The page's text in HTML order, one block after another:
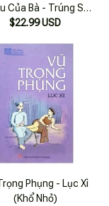
Của Bà - Trúng Số
- Mười Lăm Ngọn
$22.99 USD
Phụng - Lục Xì
(Khổ Nhỏ)